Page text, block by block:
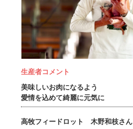
生産者コメント
美味しいお肉になるよう
愛情を込めて綺麗に元気に
高牧フィードロット 木野和枝さん